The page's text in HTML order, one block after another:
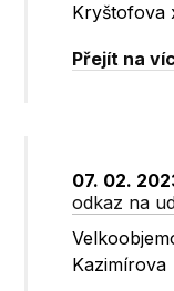
Kryštofova
Přejít na
07. 02.
odkaz na
Kazimírova